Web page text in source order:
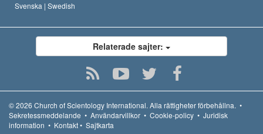
Svenska | Swedish
Relaterade sajter:
© 2026 Church of Scientology International.Alla rättigheter förbehållna. •
Sekretessmeddelande • Användarvillkor • Cookie-policy • Juridisk
information • Kontakt• Sajtkarta